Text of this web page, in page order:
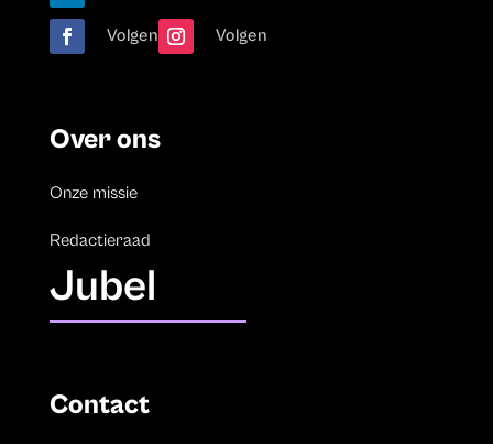
Volgen Volgen
Over ons
Onze missie
Redactieraad
Jubel
Contact